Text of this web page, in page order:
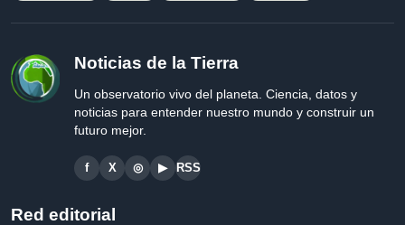
Noticias de la Tierra
Un observatorio vivo del planeta. Ciencia, datos y
noticias para entender nuestro mundo y construir un
futuro mejor.
f X ◎ ▶ RSS
Red editorial